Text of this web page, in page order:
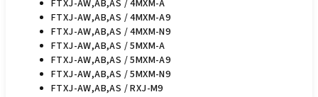
FTXJ-AW,AB,AS / 4MXM-A
FTXJ-AW,AB,AS / 4MXM-A9
FTXJ-AW,AB,AS / 4MXM-N9
FTXJ-AW,AB,AS / 5MXM-A
FTXJ-AW,AB,AS / 5MXM-A9
FTXJ-AW,AB,AS / 5MXM-N9
FTXJ-AW,AB,AS / RXJ-M9